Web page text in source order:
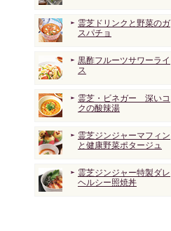
霊芝ドリンクと野菜のガ
スパチョ
黒酢フルーツサワーライ
ス
霊芝・ビネガー 深いコ
クの酸辣湯
霊芝ジンジャーマフィン
と健康野菜ポタージュ
霊芝ジンジャー特製ダレ
ヘルシー照焼丼